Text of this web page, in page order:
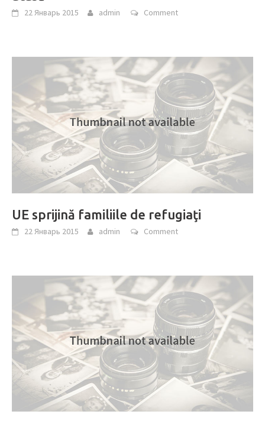
22 Январь 2015 admin Comment
UE sprijină familiile de refugiaţi
22 Январь 2015 admin Comment